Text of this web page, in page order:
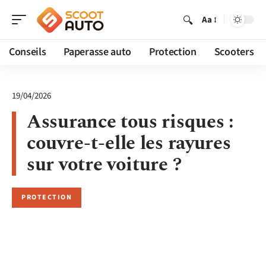
Aa
Conseils Paperasse auto Protection Scooters
19/04/2026
Assurance tous risques :
couvre-t-elle les rayures
sur votre voiture ?
PROTECTION